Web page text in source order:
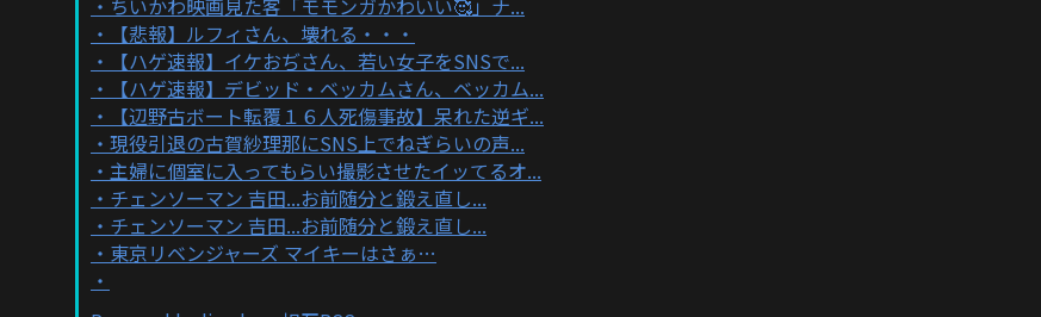
【悲報】ルフィさん、壊れる・・・
【ハゲ速報】イケおぢさん、若い女子をSNSで...
【ハゲ速報】デビッド・ベッカムさん、ベッカム...
【辺野古ボート転覆１６人死傷事故】呆れた逆ギ...
現役引退の古賀紗理那にSNS上でねぎらいの声...
主婦に個室に入ってもらい撮影させたイッてるオ...
チェンソーマン 吉田...お前随分と鍛え直し...
チェンソーマン 吉田...お前随分と鍛え直し...
東京リベンジャーズ マイキーはさぁ…